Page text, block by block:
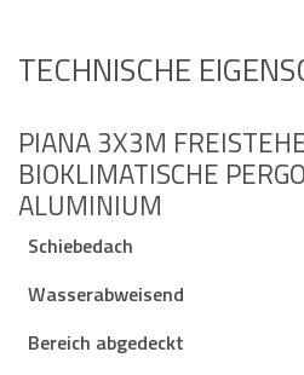
TECHNISCHE
PIANA 3X3M
BIOKLIMATISCHE
LUMINIUM
Schiebedach
Wasserabweisend
Bereich abgedeckt